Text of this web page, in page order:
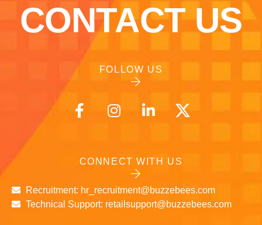
CONTACT US
FOLLOW US
CONNECT WITH US
Recruitment: hr_recruitment@buzzebees.com
Technical Support: retailsupport@buzzebees.com